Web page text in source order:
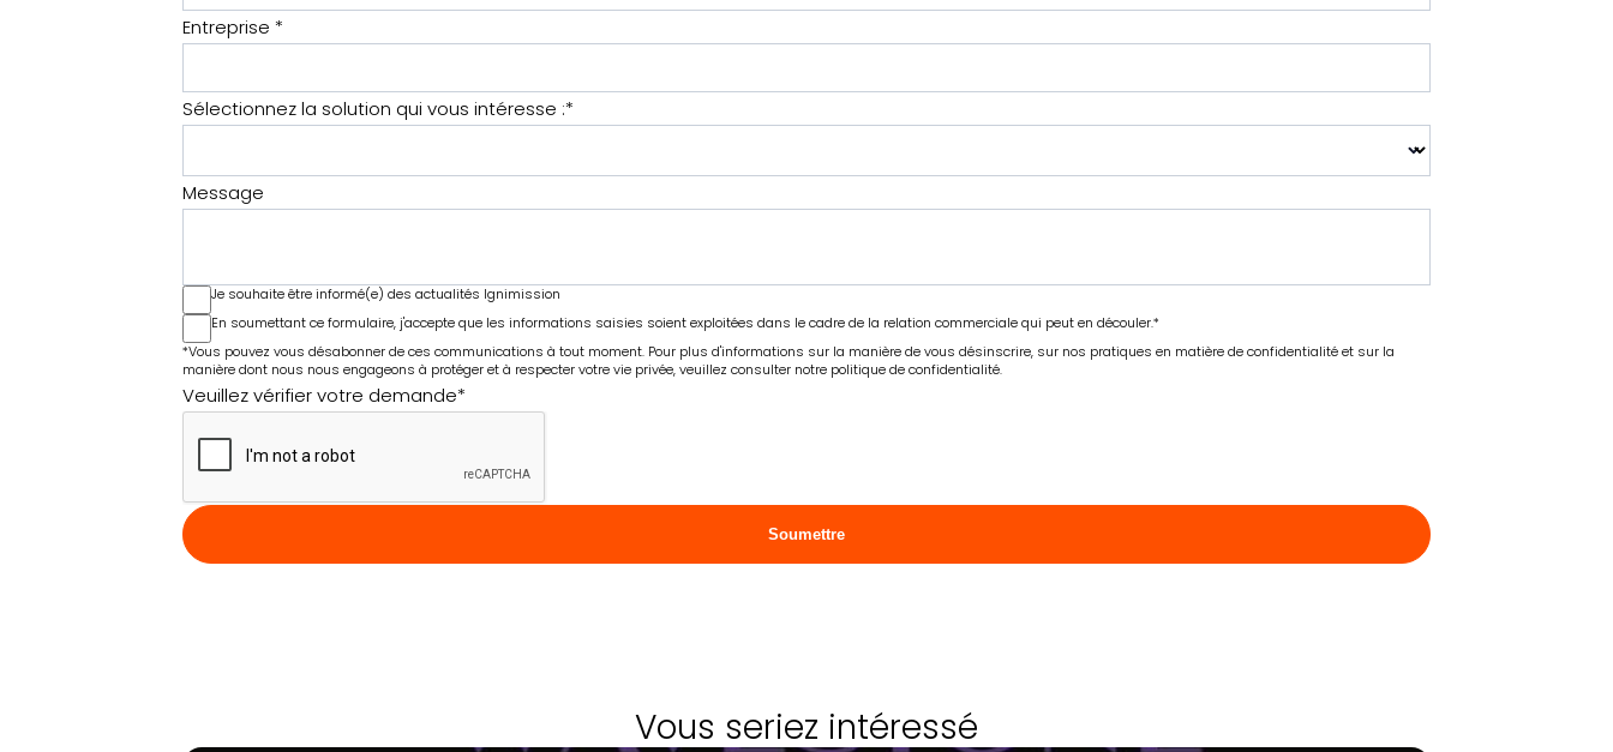
Entreprise *
Sélectionnez la solution qui vous intéresse :*
Message
Je souhaite être informé(e) des actualités Ignimission
En soumettant ce formulaire, j'accepte que les informations saisies soient exploitées dans le cadre de la relation commerciale qui peut en découler.*
*Vous pouvez vous désabonner de ces communications à tout moment. Pour plus d'informations sur la manière de vous désinscrire, sur nos pratiques en matière de confidentialité et sur la
manière dont nous nous engageons à protéger et à respecter votre vie privée, veuillez consulter notre politique de confidentialité.
Veuillez vérifier votre demande*
Soumettre
Vous seriez intéressé